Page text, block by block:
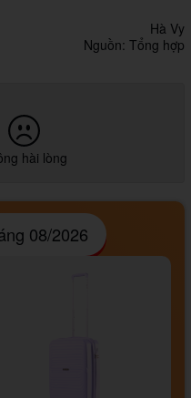
Hà Vy
Nguồn: Tổng hợp
hài lòng
08/2026